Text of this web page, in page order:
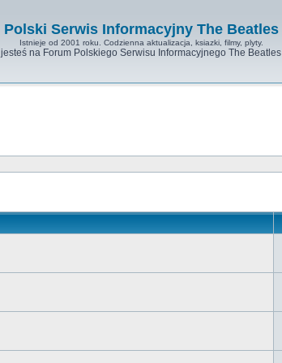
Polski Serwis Informacyjny The Beatles
Istnieje od 2001 roku. Codzienna aktualizacja, ksiazki, filmy, plyty.
jesteś na Forum Polskiego Serwisu Informacyjnego The Beatles